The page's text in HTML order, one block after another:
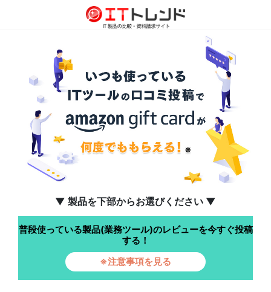
▼ 製品を下部からお選びください ▼
普段使っている製品(業務ツール)のレビューを今すぐ投稿
する！
※注意事項を見る